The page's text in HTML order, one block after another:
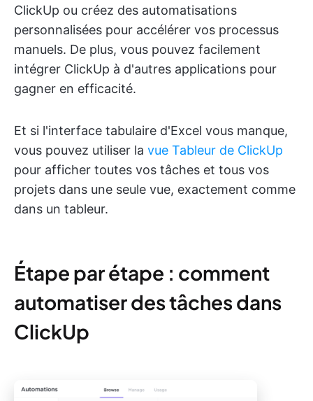
ClickUp ou créez des automatisations
personnalisées pour accélérer vos processus
manuels. De plus, vous pouvez facilement
intégrer ClickUp à d'autres applications pour
gagner en efficacité.
Et si l'interface tabulaire d'Excel vous manque,
vous pouvez utiliser la vue Tableur de ClickUp
pour afficher toutes vos tâches et tous vos
projets dans une seule vue, exactement comme
dans un tableur.
Étape par étape : comment
automatiser des tâches dans
ClickUp